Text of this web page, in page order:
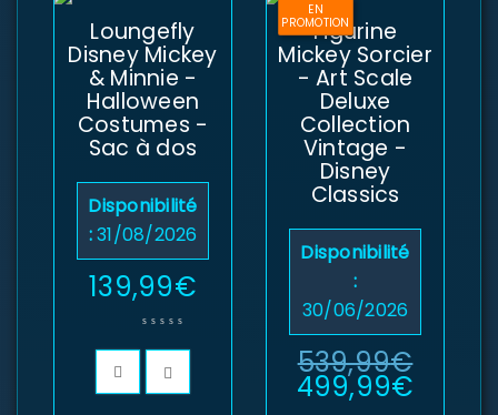
Loungefly
Disney Mickey
& Minnie -
Halloween
Costumes -
Sac à dos
Disponibilité
:31/08/2026
139,99€
EN
PROMOTIONFigurine
Mickey Sorcier
- Art Scale
Deluxe
Collection
Vintage -
Disney
Classics
Disponibilité
:
30/06/2026
539,99€
499,99€